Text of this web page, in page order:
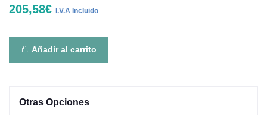
205,58€ I.V.A Incluido
Añadir al carrito
Otras Opciones